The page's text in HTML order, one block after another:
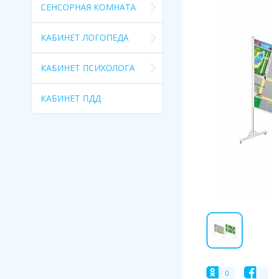
СЕНСОРНАЯ КОМНАТА
КАБИНЕТ ЛОГОПЕДА
КАБИНЕТ ПСИХОЛОГА
КАБИНЕТ ПДД
0